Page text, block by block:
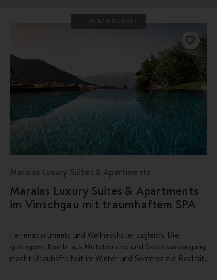
BURGEIS/MALS
Maraias Luxury Suites & Apartments
Maraias Luxury Suites & Apartments
im Vinschgau mit traumhaftem SPA
Ferienapartments und Wellnesshotel zugleich. Die
gelungene Kombi aus Hotelservice und Selbstversorgung
macht Urlaubsfreiheit im Winter und Sommer zur Realität.